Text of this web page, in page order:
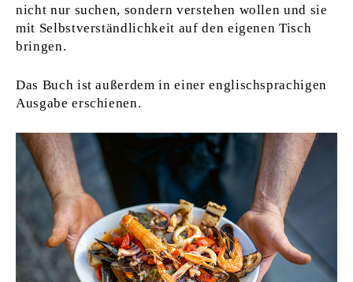
nicht nur suchen, sondern verstehen wollen und sie
mit Selbstverständlichkeit auf den eigenen Tisch
bringen.
Das Buch ist außerdem in einer englischsprachigen
Ausgabe erschienen.